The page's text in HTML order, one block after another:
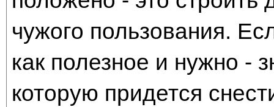
чужого пользования.
как полезное и нужно -
которую придется